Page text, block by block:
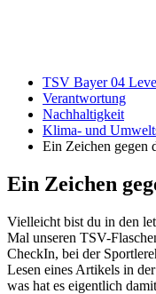
TSV Bayer 04
Verantwortung
Nachhaltigkeit
Klima- und
Ein Zeichen gegen
Ein Zeichen
Vielleicht bist du in den
Mal unseren TSV-
CheckIn, bei der
Lesen eines Artikels in
was hat es eigentlich